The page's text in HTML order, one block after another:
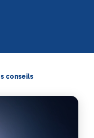
conseils